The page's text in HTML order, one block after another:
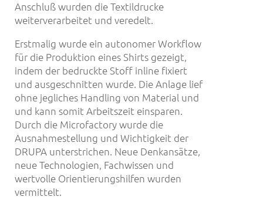
Anschluß wurden die Textildrucke
weiterverarbeitet und veredelt.
Erstmalig wurde ein autonomer Workflow
für die Produktion eines Shirts gezeigt,
indem der bedruckte Stoff inline fixiert
und ausgeschnitten wurde. Die Anlage lief
ohne jegliches Handling von Material und
und kann somit Arbeitszeit einsparen.
Durch die Microfactory wurde die
Ausnahmestellung und Wichtigkeit der
DRUPA unterstrichen. Neue Denkansätze,
neue Technologien, Fachwissen und
wertvolle Orientierungshilfen wurden
vermittelt.